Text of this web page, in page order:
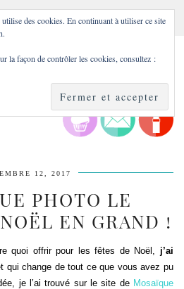
12, 2017
PHOTO LE
EN GRAND !
quoi offrir pour les fêtes de Noël, j’ai
qui change de tout ce que vous avez pu
je l’ai trouvé sur le site de Mosaïque
des cookies. En continuant à utiliser ce site
la façon de contrôler les cookies, consultez :